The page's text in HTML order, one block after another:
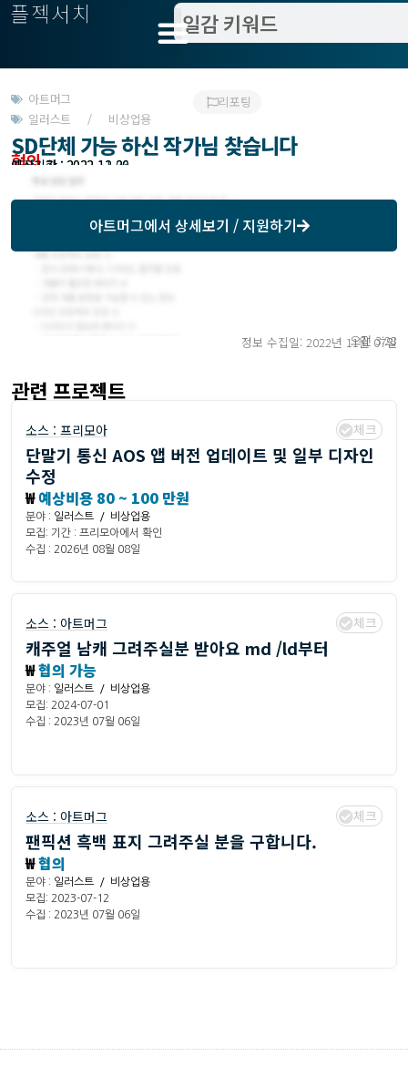
플젝서치
아트머그
일러스트 / 비상업용
리포팅
SD단체 가능 하신 작가님 찾습니다
협의
모집기한 : 2022-11-06
예상기간 : 2022-12-30
아트머그에서 상세보기 / 지원하기
정보 수집일: 2022년 11월 07일
오전 3:28
관련 프로젝트
소스 : 프리모아 체크
단말기 통신 AOS 앱 버전 업데이트 및 일부 디자인
수정
₩예상비용 80 ~ 100 만원
분야 : 일러스트 / 비상업용
모집: 기간 : 프리모아에서 확인
수집 : 2026년 08월 08일
소스 : 아트머그 체크
캐주얼 남캐 그려주실분 받아요 md /ld부터
₩협의 가능
분야 : 일러스트 / 비상업용
모집: 2024-07-01
수집 : 2023년 07월 06일
소스 : 아트머그 체크
팬픽션 흑백 표지 그려주실 분을 구합니다.
₩협의
분야 : 일러스트 / 비상업용
모집: 2023-07-12
수집 : 2023년 07월 06일